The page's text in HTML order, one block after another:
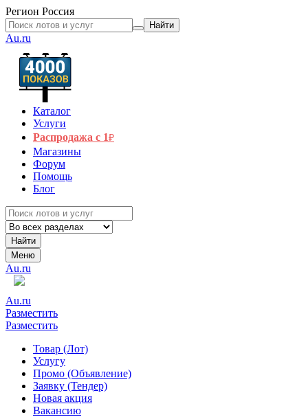
Регион Россия
Найти
Au.ru
Каталог
Услуги
Распродажа с 1₽
Магазины
Форум
Помощь
Блог
Найти
Меню
Au.ru
Au.ru
Разместить
Разместить
Товар (Лот)
Услугу
Промо (Объявление)
Заявку (Тендер)
Новая акция
Вакансию